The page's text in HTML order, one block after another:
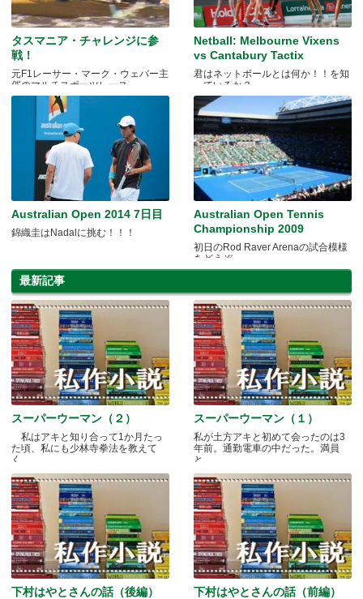
タスマニア・チャレンジに参
戦！
元F1レーサー・マーク・ウェバー主
催のマルチスポーツレース
Netball: Melbourne Vixens
vs Cantabury Tactix
君はネットボールとは何か！！を知
っているか？
Australian Open 2014 7日目
錦織圭はNadalに挑む！！！
Australian Open Tennis
Championship 2009
初日のRod Raver Arenaの試合模様
をどうぞ
最新記事
スーパーウーマン（２）
私はアキと知り合って1か月たっ
た頃、私にも少林寺拳法を教えて
く.....
スーパーウーマン（１）
私が土方アキと初めて会ったのは3
年前。通勤電車の中だった。満員
と.....
下村はやとさんの話（後編） 下村はやとさんの話（前編）